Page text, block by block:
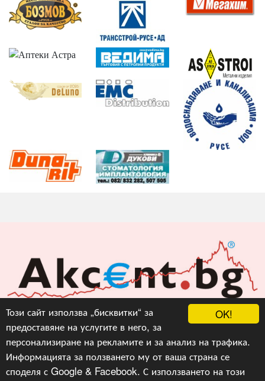
OK!
Този сайт използва „бисквитки“ за
предоставяне на услугите в него, за
персонализиране на рекламите и за анализ на трафика.
Информацията за ползването му от ваша страна се
споделя с Google & Facebook. С използването на този
Акцент БГ ЕООД
info@akcent.bg
Facebook